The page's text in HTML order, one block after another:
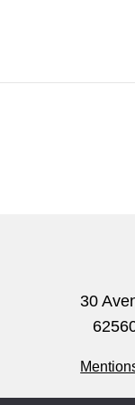
30